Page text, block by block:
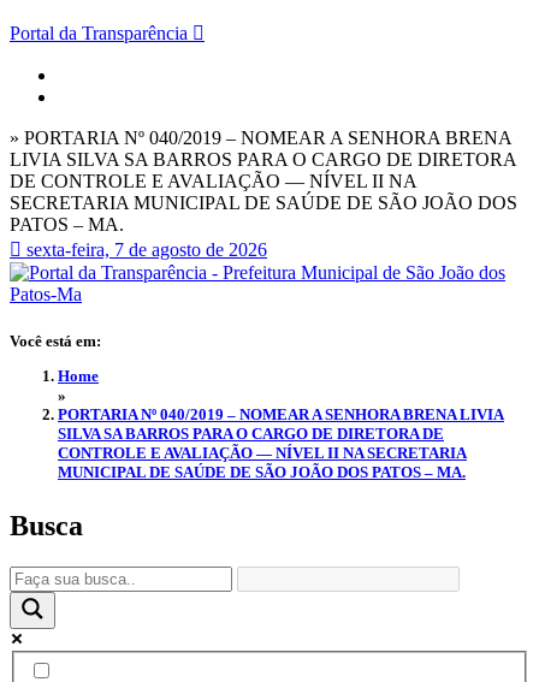
Portal da Transparência
» PORTARIA Nº 040/2019 – NOMEAR A SENHORA BRENA
LIVIA SILVA SA BARROS PARA O CARGO DE DIRETORA
DE CONTROLE E AVALIAÇÃO — NÍVEL II NA
SECRETARIA MUNICIPAL DE SAÚDE DE SÃO JOÃO DOS
PATOS – MA.
sexta-feira, 7 de agosto de 2026
Você está em:
Home
»
PORTARIA Nº 040/2019 – NOMEAR A SENHORA BRENA LIVIA
SILVA SA BARROS PARA O CARGO DE DIRETORA DE
CONTROLE E AVALIAÇÃO — NÍVEL II NA SECRETARIA
MUNICIPAL DE SAÚDE DE SÃO JOÃO DOS PATOS – MA.
Busca